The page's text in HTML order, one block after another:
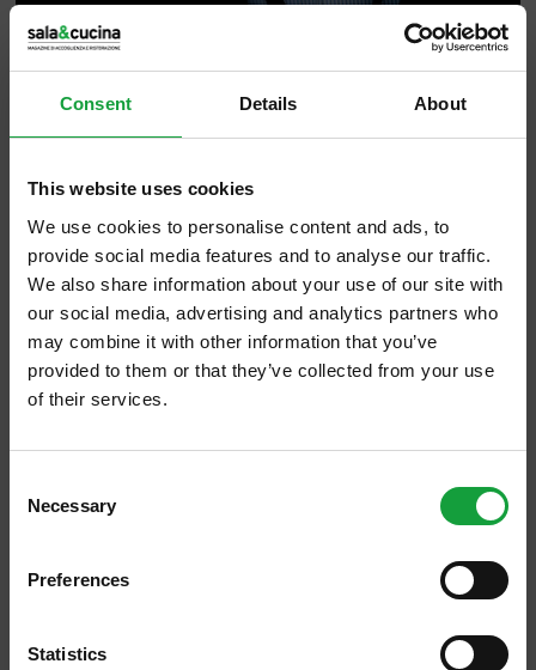
Consent Details About
This website uses cookies
We use cookies to personalise content and ads, to
provide social media features and to analyse our traffic.
We also share information about your use of our site with
our social media, advertising and analytics partners who
may combine it with other information that you’ve
provided to them or that they’ve collected from your use
of their services.
Selection
Necessary
Preferences
Statistics
Gianni Tognoni, CCO Olitalia
presso il Parlamento Europeo a Bruxelles, ha
definito le parole chiave dell’agroalimentare
prossimo futuro: benessere, salute,
trasparenza e sostenibilità. Per un’azienda
come Olitalia cosa significano queste parole in
termini di strategia?
può essere definito il grasso nobile della
polifenoli, sostanze ad attività antiossidante,
dieta nelle giuste dosi e, dico nelle giuste
ISCRIVITI ALLA NEWSLETTER
Resta aggiornato su tutte le ultime novita nel campo